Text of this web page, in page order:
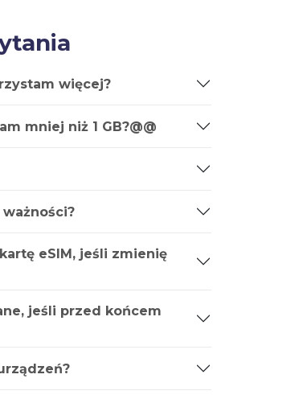
więcej?
mniej niż 1 GB?@@
eSIM, jeśli zmienię
jeśli przed końcem